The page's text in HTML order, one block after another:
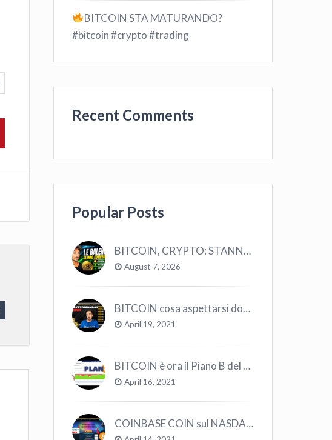
BITCOIN STA MATURANDO?
#bitcoin #crypto #trading
Recent Comments
Popular Posts
BITCOIN, CRYPTO: STANNO COMPRANDO TUTTI (GUARDA QUESTI DATI), EPPURE…
August 7, 2026
BITCOIN cosa aspettarsi dopo il “Crollo”? – CryptoMonday NEWS w16/’21
April 19, 2021
BITCOIN è ora il Piano B del Mondo
April 16, 2021
COINBASE COIN sul NASDAQ e le CRYPTO volano!